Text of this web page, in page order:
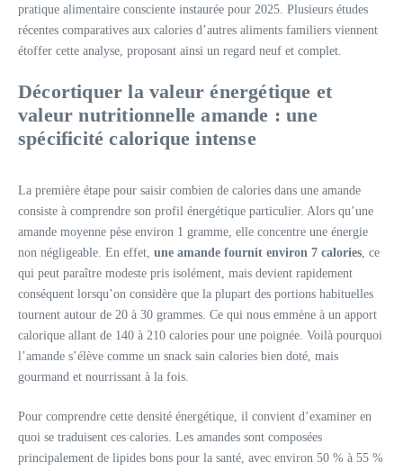
pratique alimentaire consciente instaurée pour 2025. Plusieurs études
récentes comparatives aux calories d’autres aliments familiers viennent
étoffer cette analyse, proposant ainsi un regard neuf et complet.
Décortiquer la valeur énergétique et
valeur nutritionnelle amande : une
spécificité calorique intense
La première étape pour saisir combien de calories dans une amande
consiste à comprendre son profil énergétique particulier. Alors qu’une
amande moyenne pèse environ 1 gramme, elle concentre une énergie
non négligeable. En effet, une amande fournit environ 7 calories, ce
qui peut paraître modeste pris isolément, mais devient rapidement
conséquent lorsqu’on considère que la plupart des portions habituelles
tournent autour de 20 à 30 grammes. Ce qui nous emmène à un apport
calorique allant de 140 à 210 calories pour une poignée. Voilà pourquoi
l’amande s’élève comme un snack sain calories bien doté, mais
gourmand et nourrissant à la fois.
Pour comprendre cette densité énergétique, il convient d’examiner en
quoi se traduisent ces calories. Les amandes sont composées
principalement de lipides bons pour la santé, avec environ 50 % à 55 %